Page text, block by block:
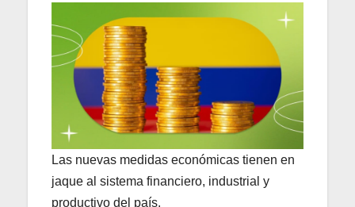
Las nuevas medidas económicas tienen en
jaque al sistema financiero, industrial y
productivo del país.